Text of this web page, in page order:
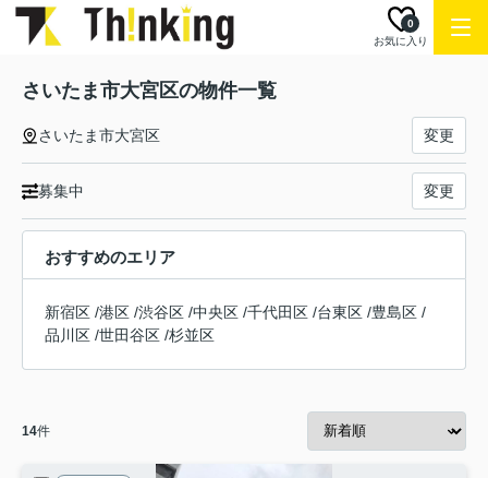
お気に入り
0
さいたま市大宮区の物件一覧
さいたま市大宮区 変更
募集中 変更
おすすめのエリア
新宿区 /港区 /渋谷区 /中央区 /千代田区 /台東区 /豊島区 /
品川区 /世田谷区 /杉並区
14件